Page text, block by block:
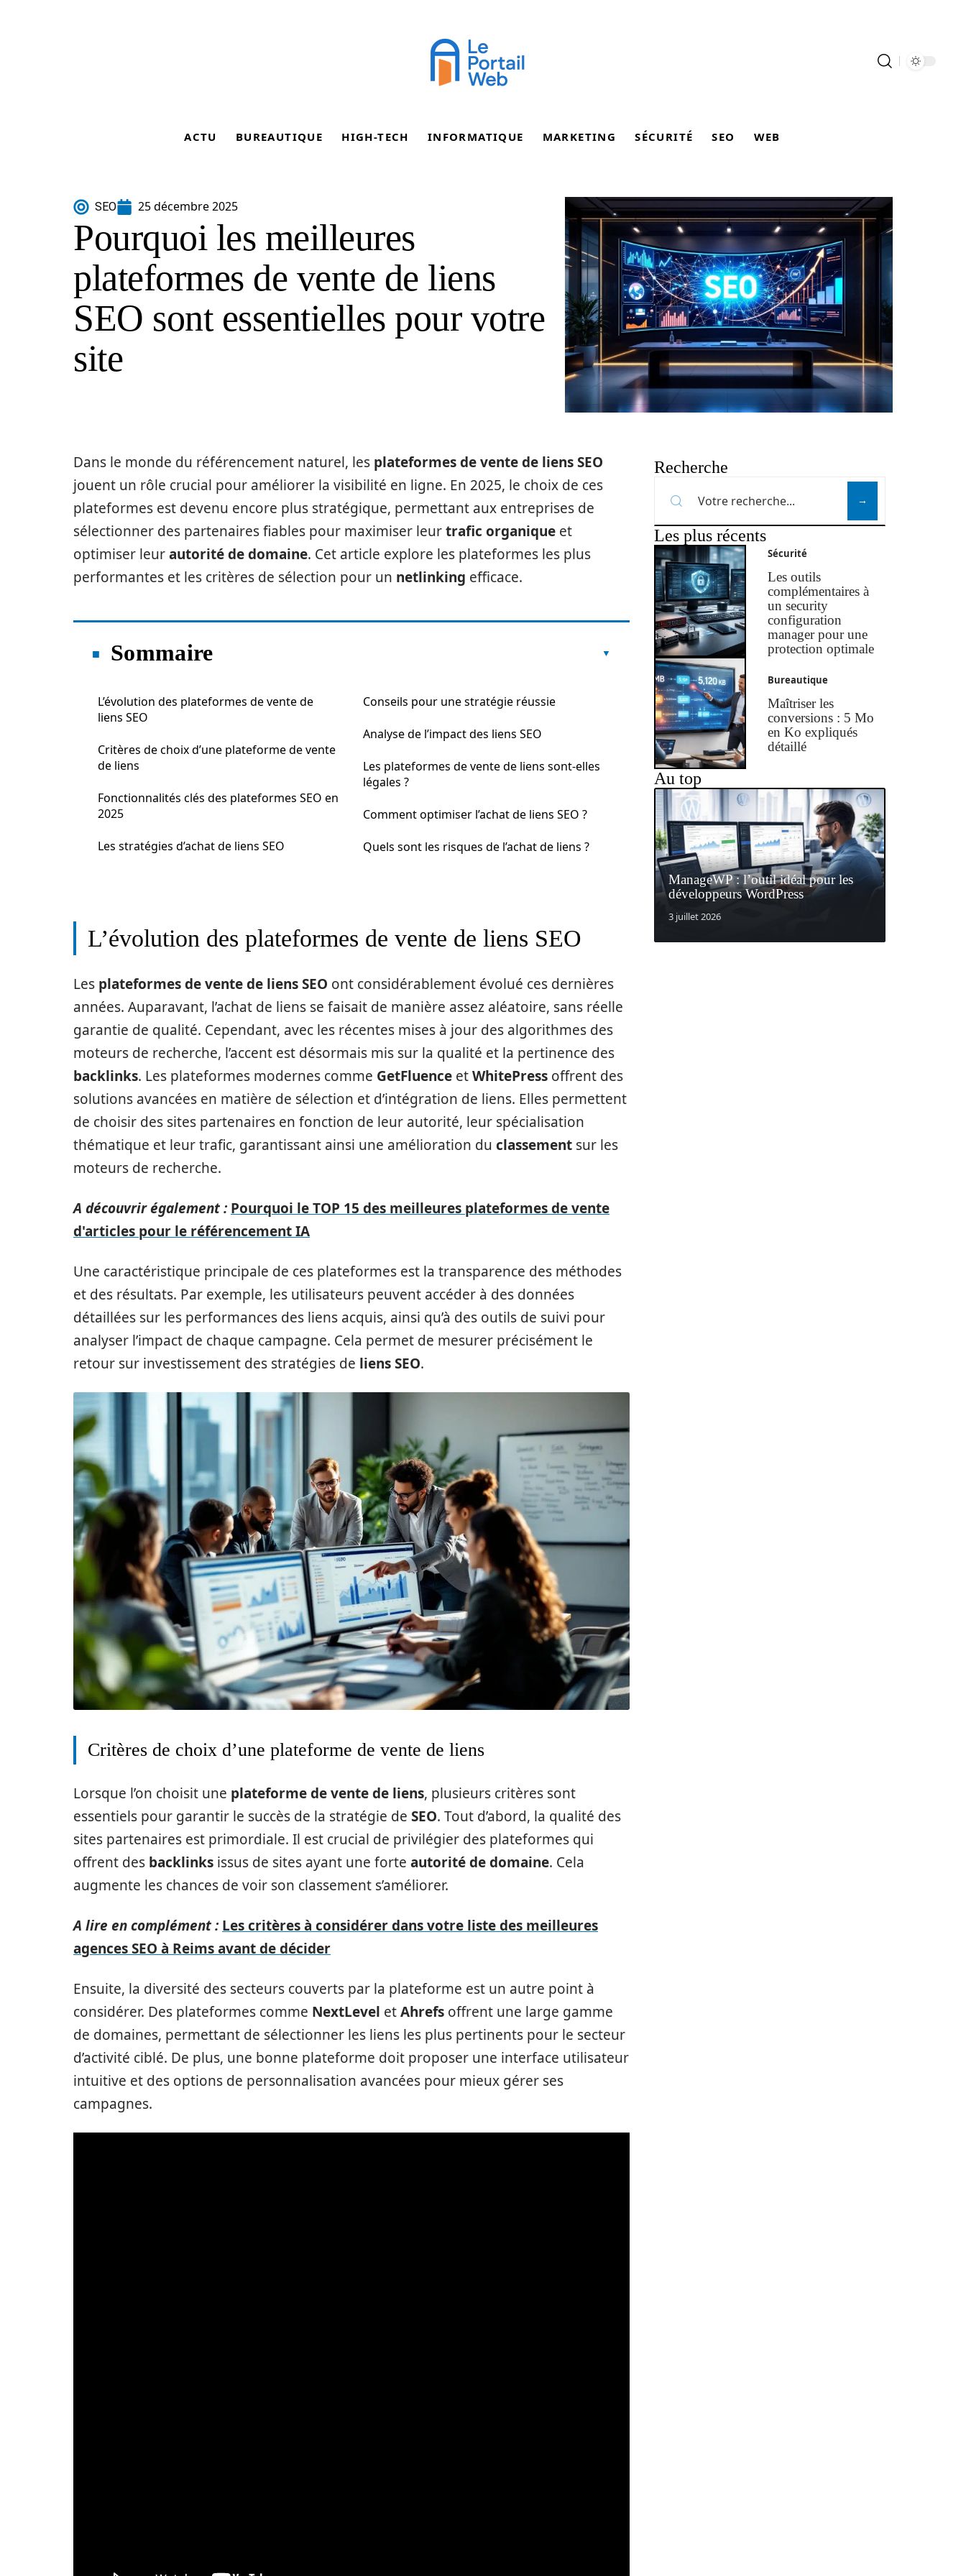
ACTU BUREAUTIQUE HIGH-TECH INFORMATIQUE MARKETING SÉCURITÉ SEO WEB
SEO 25 décembre 2025
Pourquoi les meilleures
plateformes de vente de liens
SEO sont essentielles pour votre
site
Dans le monde du référencement naturel, les plateformes de vente de liens SEO
jouent un rôle crucial pour améliorer la visibilité en ligne. En 2025, le choix de ces
plateformes est devenu encore plus stratégique, permettant aux entreprises de
sélectionner des partenaires fiables pour maximiser leurtrafic organique et
optimiser leurautorité de domaine. Cet article explore les plateformes les plus
performantes et les critères de sélection pour un netlinking efficace.
Sommaire
L’évolution des plateformes de vente de
liens SEO
Critères de choix d’une plateforme de vente
de liens
Fonctionnalités clés des plateformes SEO en
2025
Les stratégies d’achat de liens SEO
Conseils pour une stratégie réussie
Analyse de l’impact des liens SEO
Les plateformes de vente de liens sont-elles
légales ?
Comment optimiser l’achat de liens SEO ?
Quels sont les risques de l’achat de liens ?
L’évolution des plateformes de vente de liens SEO
Les plateformes de vente de liens SEO ont considérablement évolué ces dernières
années. Auparavant, l’achat de liens se faisait de manière assez aléatoire, sans réelle
garantie de qualité. Cependant, avec les récentes mises à jour des algorithmes des
moteurs de recherche, l’accent est désormais mis sur la qualité et la pertinence des
backlinks. Les plateformes modernes comme GetFluence etWhitePress offrent des
solutions avancées en matière de sélection et d’intégration de liens. Elles permettent
de choisir des sites partenaires en fonction de leur autorité, leur spécialisation
thématique et leur trafic, garantissant ainsi une amélioration du classement sur les
moteurs de recherche.
A découvrir également : Pourquoi le TOP 15 des meilleures plateformes de vente
d'articles pour le référencement IA
Une caractéristique principale de ces plateformes est la transparence des méthodes
et des résultats. Par exemple, les utilisateurs peuvent accéder à des données
détaillées sur les performances des liens acquis, ainsi qu’à des outils de suivi pour
analyser l’impact de chaque campagne. Cela permet de mesurer précisément le
retour sur investissement des stratégies de liens SEO.
Critères de choix d’une plateforme de vente de liens
Lorsque l’on choisit une plateforme de vente de liens, plusieurs critères sont
essentiels pour garantir le succès de la stratégie de SEO. Tout d’abord, la qualité des
sites partenaires est primordiale. Il est crucial de privilégier des plateformes qui
offrent des backlinks issus de sites ayant une forte autorité de domaine. Cela
augmente les chances de voir son classement s’améliorer.
A lire en complément : Les critères à considérer dans votre liste des meilleures
agences SEO à Reims avant de décider
Ensuite, la diversité des secteurs couverts par la plateforme est un autre point à
considérer. Des plateformes comme NextLevel etAhrefs offrent une large gamme
de domaines, permettant de sélectionner les liens les plus pertinents pour le secteur
d’activité ciblé. De plus, une bonne plateforme doit proposer une interface utilisateur
intuitive et des options de personnalisation avancées pour mieux gérer ses
campagnes.
Recherche
Les plus récents
Sécurité
Les outils
complémentaires à
un security
configuration
manager pour une
protection optimale
Bureautique
Maîtriser les
conversions : 5 Mo
en Ko expliqués
détaillé
Au top
ManageWP : l’outil idéal pour les
développeurs WordPress
3 juillet 2026